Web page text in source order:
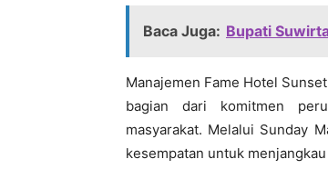
Baca Juga: Bupati
Manajemen Fame Hotel
bagian dari komitmen
masyarakat. Melalui Sunday
kesempatan untuk